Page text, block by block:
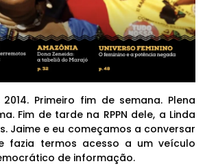
Primeiro fim de semana. Plena
Fim de tarde na RPPN dele, a Linda
Jaime e eu começamos a conversar
fazia termos acesso a um veículo
de informação.